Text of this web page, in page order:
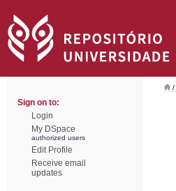
Sign on to:
Login
My DSpace
authorized users
Edit Profile
Receive email
updates
/